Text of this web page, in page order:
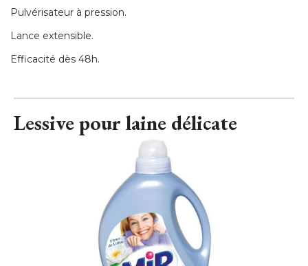
Pulvérisateur à pression.
Lance extensible.
Efficacité dès 48h.
Lessive pour laine délicate